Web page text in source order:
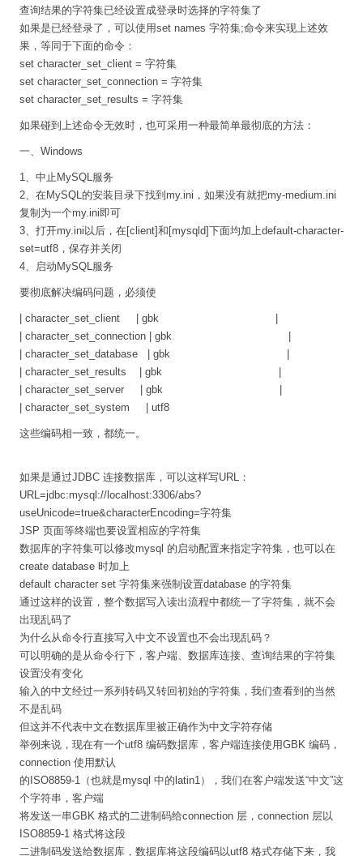
查询结果的字符集已经设置成登录时选择的字符集了
如果是已经登录了，可以使用set names 字符集;命令来实现上述效
果，等同于下面的命令：
set character_set_client = 字符集
set character_set_connection = 字符集
set character_set_results = 字符集
如果碰到上述命令无效时，也可采用一种最简单最彻底的方法：
一、Windows
1、中止MySQL服务
2、在MySQL的安装目录下找到my.ini，如果没有就把my-medium.ini
复制为一个my.ini即可
3、打开my.ini以后，在[client]和[mysqld]下面均加上default-character-
set=utf8，保存并关闭
4、启动MySQL服务
要彻底解决编码问题，必须使
| character_set_client | gbk |
| character_set_connection | gbk |
| character_set_database | gbk |
| character_set_results | gbk |
| character_set_server | gbk |
| character_set_system | utf8
这些编码相一致，都统一。
如果是通过JDBC 连接数据库，可以这样写URL：
URL=jdbc:mysql://localhost:3306/abs?
useUnicode=true&characterEncoding=字符集
JSP 页面等终端也要设置相应的字符集
数据库的字符集可以修改mysql 的启动配置来指定字符集，也可以在
create database 时加上
default character set 字符集来强制设置database 的字符集
通过这样的设置，整个数据写入读出流程中都统一了字符集，就不会
出现乱码了
为什么从命令行直接写入中文不设置也不会出现乱码？
可以明确的是从命令行下，客户端、数据库连接、查询结果的字符集
设置没有变化
输入的中文经过一系列转码又转回初始的字符集，我们查看到的当然
不是乱码
但这并不代表中文在数据库里被正确作为中文字符存储
举例来说，现在有一个utf8 编码数据库，客户端连接使用GBK 编码，
connection 使用默认
的ISO8859-1（也就是mysql 中的latin1），我们在客户端发送“中文”这
个字符串，客户端
将发送一串GBK 格式的二进制码给connection 层，connection 层以
ISO8859-1 格式将这段
二进制码发送给数据库，数据库将这段编码以utf8 格式存储下来，我